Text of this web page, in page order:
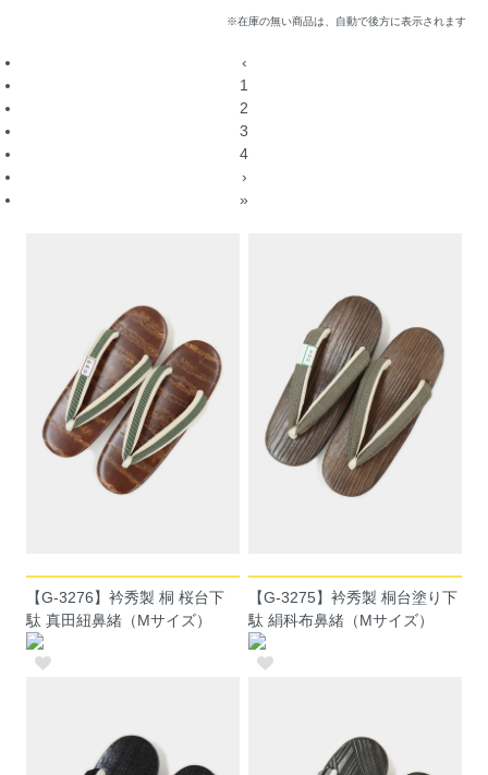
※在庫の無い商品は、自動で後方に表示されます
‹
1
2
3
4
›
»
【G-3276】衿秀製 桐 桜台下
駄 真田紐鼻緒（Mサイズ）
【G-3275】衿秀製 桐台塗り下
駄 絹科布鼻緒（Mサイズ）